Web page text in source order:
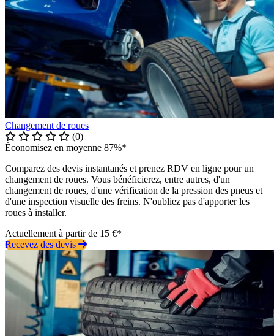
Changement de roues
(0)
Économisez en moyenne 87%*
Comparez des devis instantanés et prenez RDV en ligne pour un
changement de roues. Vous bénéficierez, entre autres, d'un
changement de roues, d'une vérification de la pression des pneus et
d'une inspection visuelle des freins. N'oubliez pas d'apporter les
roues à installer.
Actuellement à partir de 15 €*
Recevez des devis